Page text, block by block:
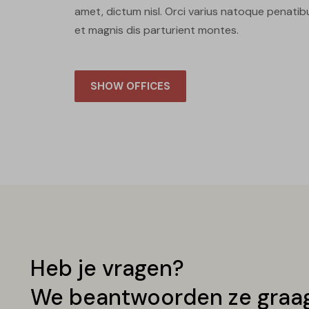
amet, dictum nisl. Orci varius natoque
et magnis dis parturient montes.
SHOW OFFICES
Heb je vragen?
We beantwoorden ze